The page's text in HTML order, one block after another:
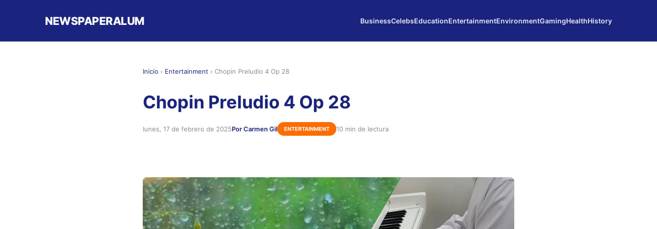
NEWSPAPERALUM BusinessCelebsEducationEntertainmentEnvironmentGamingHealthHistory
Inicio › Entertainment › Chopin Preludio 4 Op 28
Chopin Preludio 4 Op 28
lunes, 17 de febrero de 2025Por Carmen Gil ENTERTAINMENT 10 min de lectura